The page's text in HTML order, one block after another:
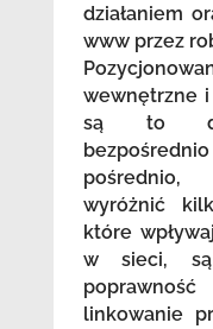
działaniem
www przez
wewnętrzne i
są to
wyróżnić
które
w sieci,
linkowanie